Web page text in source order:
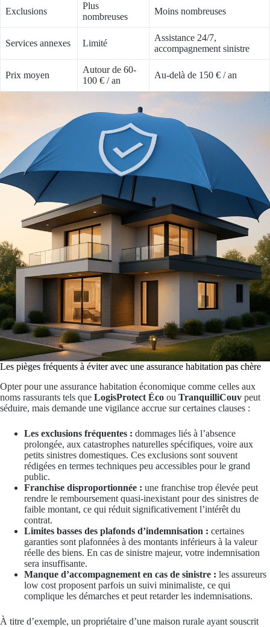
Exclusions
Plus
nombreuses
Moins nombreuses
Services annexes Limité
Assistance 24/7,
accompagnement sinistre
Prix moyen
Autour de 60-
100 € / an
Au-delà de 150 € / an
Les pièges fréquents à éviter avec une assurance habitation pas chère
Opter pour une assurance habitation économique comme celles aux
noms rassurants tels que LogisProtect Éco ou TranquilliCouv peut
séduire, mais demande une vigilance accrue sur certaines clauses :
Les exclusions fréquentes : dommages liés à l’absence
prolongée, aux catastrophes naturelles spécifiques, voire aux
petits sinistres domestiques. Ces exclusions sont souvent
rédigées en termes techniques peu accessibles pour le grand
public.
Franchise disproportionnée : une franchise trop élevée peut
rendre le remboursement quasi-inexistant pour des sinistres de
faible montant, ce qui réduit significativement l’intérêt du
contrat.
Limites basses des plafonds d’indemnisation : certaines
garanties sont plafonnées à des montants inférieurs à la valeur
réelle des biens. En cas de sinistre majeur, votre indemnisation
sera insuffisante.
Manque d’accompagnement en cas de sinistre : les assureurs
low cost proposent parfois un suivi minimaliste, ce qui
complique les démarches et peut retarder les indemnisations.
À titre d’exemple, un propriétaire d’une maison rurale ayant souscrit